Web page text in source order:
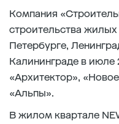
Компания
строительства
Петербурге,
Калининграде в июле
«Архитектор»,
«Альпы».
В жилом квартале